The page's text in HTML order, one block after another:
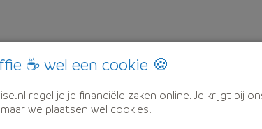
☕ wel een cookie 🍪
regel je je financiële zaken online. Je krijgt bij
we plaatsen wel cookies.